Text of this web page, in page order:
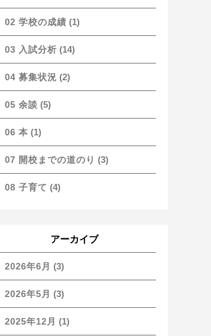
02 学校の成績 (1)
03 入試分析 (14)
04 募集状況 (2)
05 余談 (5)
06 本 (1)
07 開校までの道のり (3)
08 子育て (4)
アーカイブ
2026年6月 (3)
2026年5月 (3)
2025年12月 (1)